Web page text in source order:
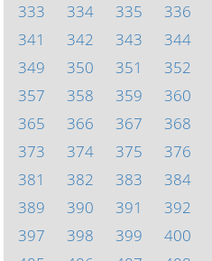
333
334 335 336
341
342 343 344
349
350 351 352
357
358 359 360
365
366 367 368
373
374 375 376
381
382 383 384
389
390 391 392
397
398 399 400